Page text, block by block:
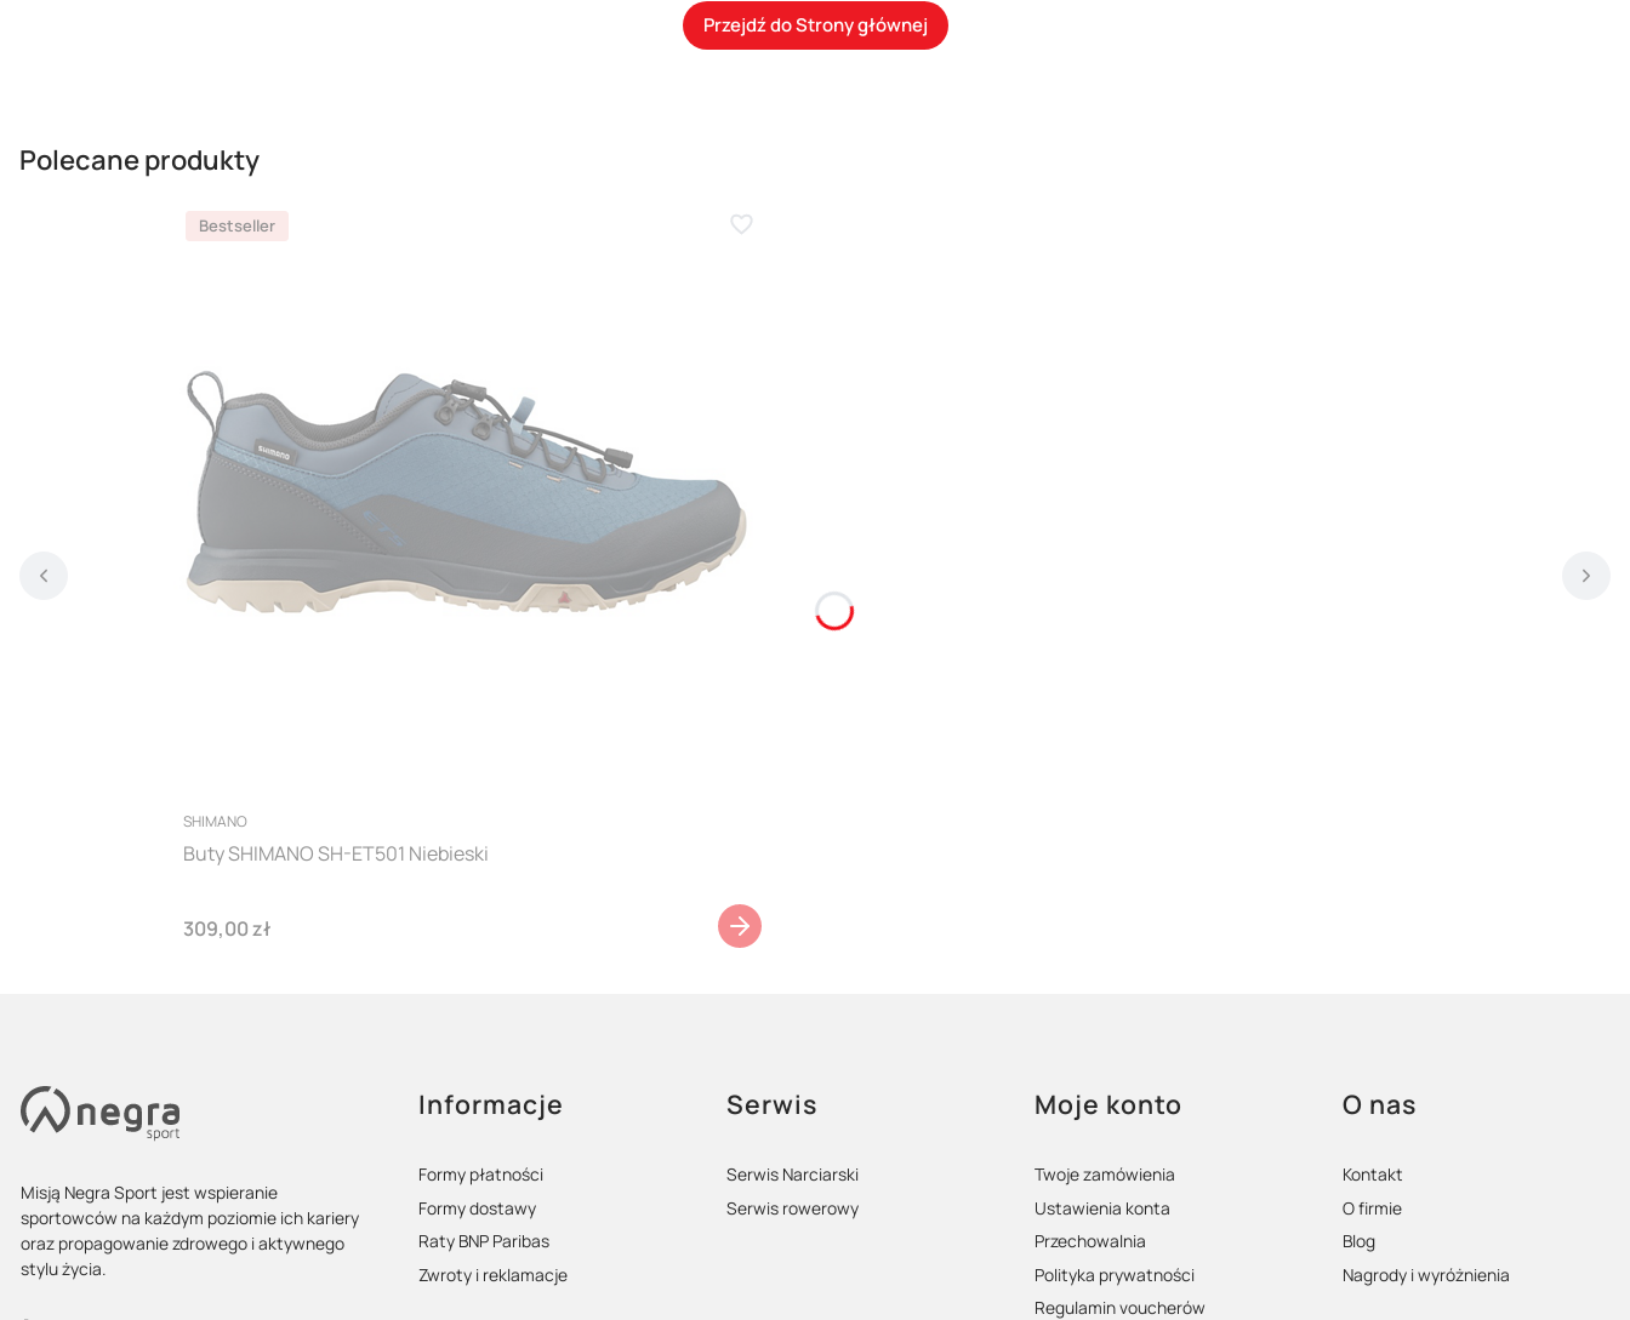
Przejdź do Strony głównej
Polecane produkty
Bestseller
PRODUCENT
SHIMANO
Buty SHIMANO SH-ET501 Niebieski
Cena
309,00 zł
Misją Negra Sport jest wspieranie
sportowców na każdym poziomie ich kariery
oraz propagowanie zdrowego i aktywnego
stylu życia.
Linki w stopce
Informacje
Formy płatności
Formy dostawy
Raty BNP Paribas
Zwroty i reklamacje
Serwis
Serwis Narciarski
Serwis rowerowy
Moje konto
Twoje zamówienia
Ustawienia konta
Przechowalnia
Polityka prywatności
Regulamin voucherów
O nas
Kontakt
O firmie
Blog
Nagrody i wyróżnienia